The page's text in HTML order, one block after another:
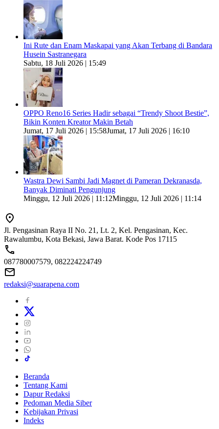
Ini Rute dan Enam Maskapai yang Akan Terbang di Bandara
Husein Sastranegara
Sabtu, 18 Juli 2026 | 15:49
OPPO Reno16 Series Hadir sebagai “Trendy Shoot Bestie”,
Bikin Konten Kreator Makin Betah
Jumat, 17 Juli 2026 | 15:58Jumat, 17 Juli 2026 | 16:10
Wastra Dewi Sambi Jadi Magnet di Pameran Dekranasda,
Banyak Diminati Pengunjung
Minggu, 12 Juli 2026 | 11:12Minggu, 12 Juli 2026 | 11:14
Jl. Pengasinan Raya II No. 21, Lt. 2, Kel. Pengasinan, Kec.
Rawalumbu, Kota Bekasi, Jawa Barat. Kode Pos 17115
087780007579, 082224224749
redaksi@suarapena.com
Beranda
Tentang Kami
Dapur Redaksi
Pedoman Media Siber
Kebijakan Privasi
Indeks